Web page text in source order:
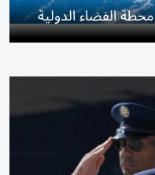
الفضاء الدولية